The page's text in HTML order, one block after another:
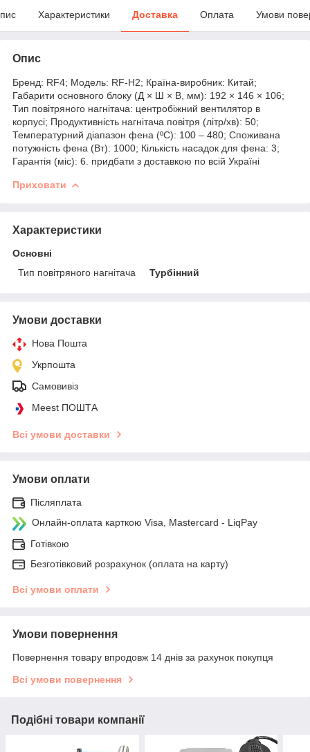
Характеристики Доставка Оплата Умови
Опис
Бренд: RF4; Модель: RF-H2; Країна-виробник: Китай;
Габарити основного блоку (Д × Ш × В, мм): 192 × 146 × 106;
Тип повітряного нагнітача: центробіжний вентилятор в
корпусі; Продуктивність нагнітача повітря (літр/хв): 50;
Температурний діапазон фена (ºC): 100 – 480; Споживана
потужність фена (Вт): 1000; Кількість насадок для фена: 3;
Гарантія (міс): 6. придбати з доставкою по всій Україні
Приховати
Характеристики
Основні
Тип повітряного нагнітача
Турбінний
Умови доставки
Нова Пошта
Укрпошта
Самовивіз
Meest ПОШТА
Всі умови доставки
Умови оплати
Післяплата
Онлайн-оплата карткою Visa, Mastercard - LiqPay
Готівкою
Безготівковий розрахунок (оплата на карту)
Всі умови оплати
Умови повернення
Повернення товару впродовж 14 днів за рахунок покупця
Всі умови повернення
Подібні товари компанії